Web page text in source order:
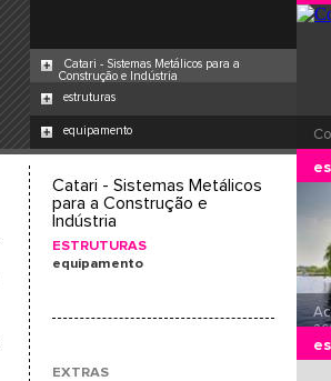
Catari - Sistemas Metálicos para a
Construção e Indústria
estruturas
equipamento
Catari - Sistemas Metálicos
para a Construção e
Indústria
ESTRUTURAS
equipamento
EXTRAS